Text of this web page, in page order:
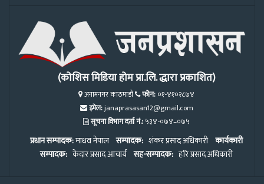
(कोशिस मिडिया होम प्रा.लि. द्धारा प्रकाशित)
अनामनगर काठमाडौं फोन: ०१-४१०२८७४
इमेल:janaprasasan12@gmail.com
सूचना विभाग दर्ता नं.: ५३४-०७४–०७५
प्रधान सम्पादक:माधव नेपाल सम्पादक: शंकर प्रसाद अधिकारी कार्यकारी
सम्पादक: केदार प्रसाद आचार्य सह-सम्पादक: हरि प्रसाद अधिकारी